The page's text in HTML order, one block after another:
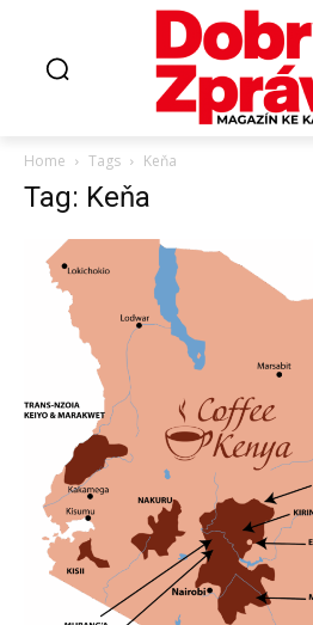
Home Tags Keňa
Tag: Keňa